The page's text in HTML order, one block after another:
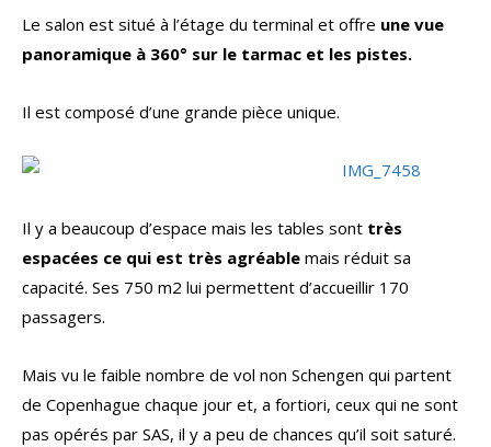
Le salon est situé à l’étage du terminal et offre une vue
panoramique à 360° sur le tarmac et les pistes.
Il est composé d’une grande pièce unique.
Il y a beaucoup d’espace mais les tables sont très
espacées ce qui est très agréable mais réduit sa
capacité. Ses 750 m2 lui permettent d’accueillir 170
passagers.
Mais vu le faible nombre de vol non Schengen qui partent
de Copenhague chaque jour et, a fortiori, ceux qui ne sont
pas opérés par SAS, il y a peu de chances qu’il soit saturé.